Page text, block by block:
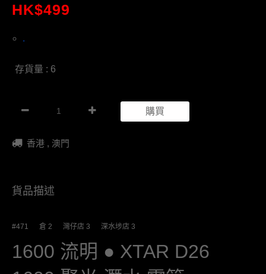
HK$499
.
存貨量 : 6
購買
香港 , 澳門
貨品描述
#471 倉 2 灣仔店 3 深水埗店 3
1600 流明 ● XTAR D26